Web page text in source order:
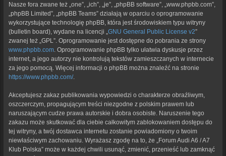
Nasze fora zwane też „one”, „ich”, „je”, „phpBB software”, „www.phpbb.com”,
„phpBB Limited”, „phpBB Teams” działają w oparciu o oprogramowanie
wykorzystujące technologię phpBB, która jest środowiskiem typu witryny
(bulletin board), wydane na licencji „ GNU General Public License v2”
zwanej też „GPL”. Oprogramowanie jest dostępne do pobrania ze strony
www.phpbb.com . Oprogramowanie phpBB tylko ułatwia dyskusje przez
internet, a jego autorzy nie kontrolują tekstów zamieszczanych w internecie
za jego pomocą. Więcej informacji o phpBB można znaleźć na stronie
https://www.phpbb.com/.
Akceptujesz zakaz publikowania wypowiedzi o charakterze obraźliwym,
oszczerczym, propagującym treści niezgodne z polskim prawem lub
naruszającym cudze prawa autorskie i dobra osobiste. Naruszenie tego
zakazu może skutkować dla ciebie całkowitym zablokowaniem dostępu do
tej witryny, a twój dostawca internetu zostanie powiadomiony o twoim
niewłaściwym zachowaniu. Wyrażasz zgodę na to, że „Forum Audi A6 / A7
Klub Polska” może w każdej chwili usunąć, zmienić, przenieść lub zamknąć